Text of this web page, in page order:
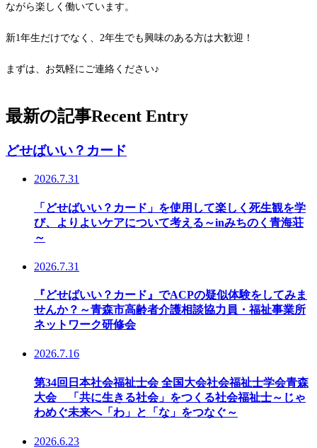
ながら楽しく働いています。
新1年生だけでなく、2年生でも興味のある方は大歓迎！
まずは、お気軽にご連絡ください♪
最新の記事Recent Entry
どせばいい？カード
2026.7.31
「どせばいい？カード」を使用して楽しく死生観を学
び、よりよいケアについて考える～inみちのく青海荘
～
2026.7.31
『どせばいい？カード』でACPの疑似体験をしてみま
せんか？～青森市高齢者介護相談協力員・福祉事業所
ネットワーク研修会
2026.7.16
第34回日本社会福祉士会 全国大会社会福祉士学会青森
大会 「共に生きる社会」をつくる社会福祉士～じゃ
わめぐ未来へ「わ」と「な」をつなぐ～
2026.6.23